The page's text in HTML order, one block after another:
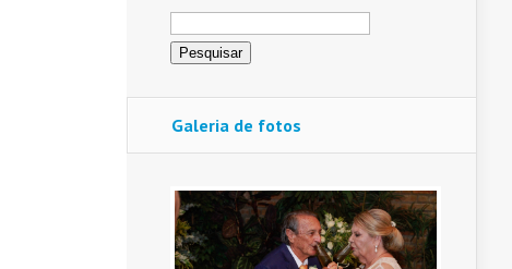
Pesquisar
por:
Galeria de fotos